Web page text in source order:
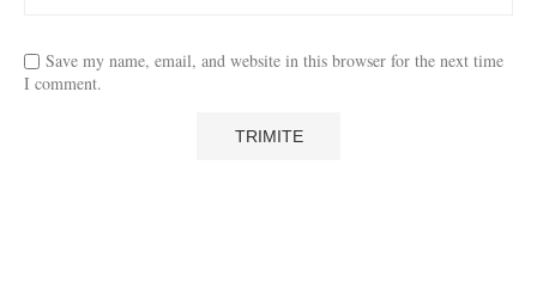
Save my name, email, and website in this browser for the next time
I comment.